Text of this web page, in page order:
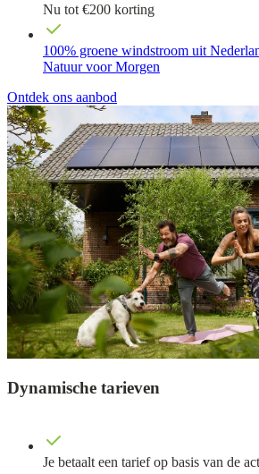
Nu tot €200 korting
100% groene windstroom uit
Natuur voor Morgen
Ontdek ons aanbod
Dynamische tarieven
Je betaalt een tarief op basis van de